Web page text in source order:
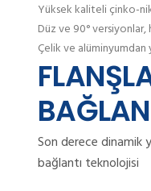
Yüksek kaliteli çinko-
Düz ve 90° versiyonlar,
Çelik ve alüminyumdan
Son derece dinamik
bağlantı teknolojisi